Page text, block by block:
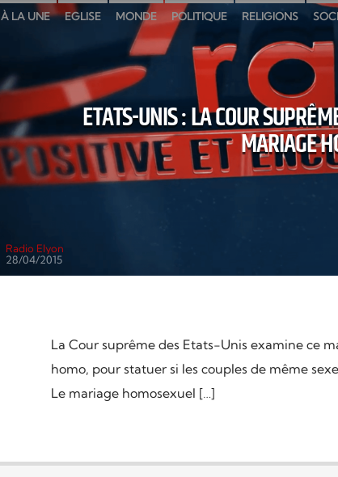
À LA UNE EGLISE MONDE POLITIQUE RELIGIONS
ETATS-UNIS : LA COUR
MARIAGE
Radio Elyon
28/04/2015
La Cour suprême des Etats-Unis examine ce
homo, pour statuer si les couples de même
Le mariage homosexuel […]